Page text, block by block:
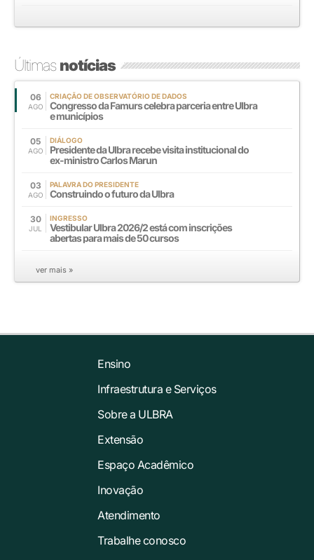
Últimasnotícias
06
AGO
CRIAÇÃO DE OBSERVATÓRIO DE DADOS
Congresso da Famurs celebra parceria entre Ulbra
e municípios
05
AGO
DIÁLOGO
Presidente da Ulbra recebe visita institucional do
ex-ministro Carlos Marun
03
AGO
PALAVRA DO PRESIDENTE
Construindo o futuro da Ulbra
30
JUL
INGRESSO
Vestibular Ulbra 2026/2 está com inscrições
abertas para mais de 50 cursos
ver mais »
Ensino
Infraestrutura e Serviços
Sobre a ULBRA
Extensão
Espaço Acadêmico
Inovação
Atendimento
Trabalhe conosco